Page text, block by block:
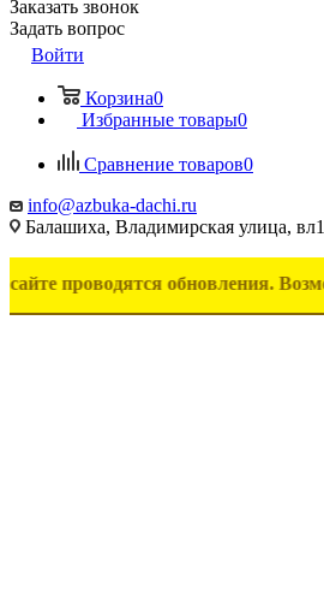
Заказать звонок
Задать вопрос
Войти
Корзина0
Избранные товары0
Сравнение товаров0
info@azbuka-dachi.ru
Балашиха, Владимирская улица,
обновления. Возможны